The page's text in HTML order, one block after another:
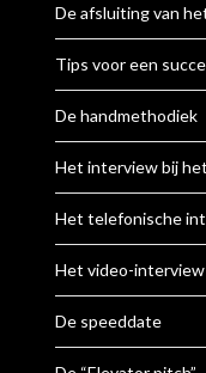
De afsluiting van
Tips voor een
De handmethodiek
Het interview bij
Het telefonische
Het video-interview
De speeddate